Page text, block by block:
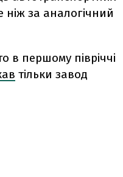
ніж за аналогічний
в першому півріччі
тільки завод